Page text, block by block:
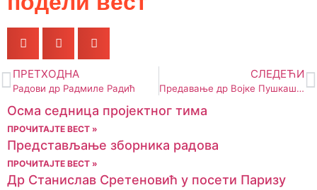
ПРЕТХОДНА
Радови др Радмиле Радић
СЛЕДЕЋИ
Предавање др Војке Пушкашиу
Осма седница пројектног тима
ПРОЧИТАЈТЕ ВЕСТ »
Представљање зборника радова
ПРОЧИТАЈТЕ ВЕСТ »
Др Станислав Сретеновић у посети Паризу